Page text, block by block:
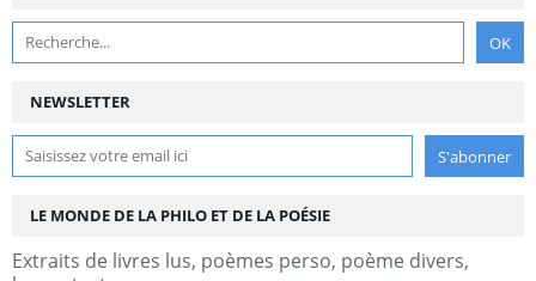
NEWSLETTER
LE MONDE DE LA PHILO ET DE LA POÉSIE
Extraits de livres lus, poèmes perso, poème divers,